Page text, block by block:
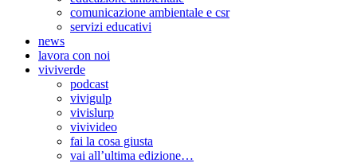
comunicazione ambientale e csr
servizi educativi
news
lavora con noi
viviverde
podcast
vivigulp
vivislurp
vivivideo
fai la cosa giusta
vai all’ultima edizione…